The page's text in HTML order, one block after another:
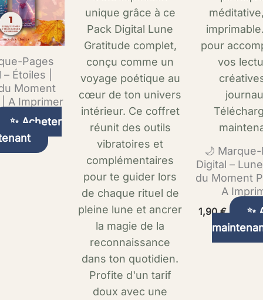
Pages
Étoiles |
Moment
A Imprimer
✨ Acheter
🌙
Digital –
du Moment
A
1,90€
✨